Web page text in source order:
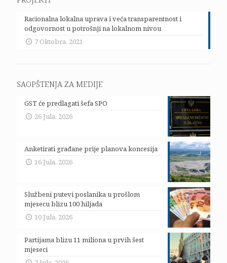
Racionalna lokalna uprava i veća transparentnost i
odgovornost u potrošnji na lokalnom nivou
7 Oktobra, 2021
SAOPŠTENJA ZA MEDIJE
GST će predlagati šefa SPO
26 Jula, 2026
Anketirati građane prije planova koncesija
16 Jula, 2026
Službeni putevi poslanika u prošlom
mjesecu blizu 100 hiljada
10 Jula, 2026
Partijama blizu 11 miliona u prvih šest
mjeseci